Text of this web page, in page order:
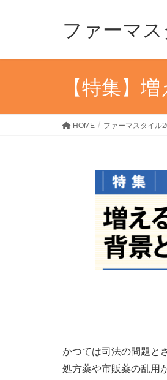
ファーマ
【特集】
HOME ファーマスタイル
かつては司法の問題と
処方薬や市販薬の乱用